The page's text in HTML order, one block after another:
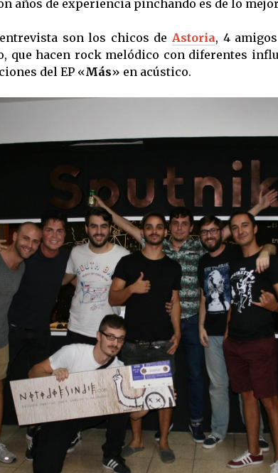
años de experiencia pinchando es de lo
son los chicos de Astoria, 4
que hacen rock melódico con diferentes
del EP «Más» en acústico.